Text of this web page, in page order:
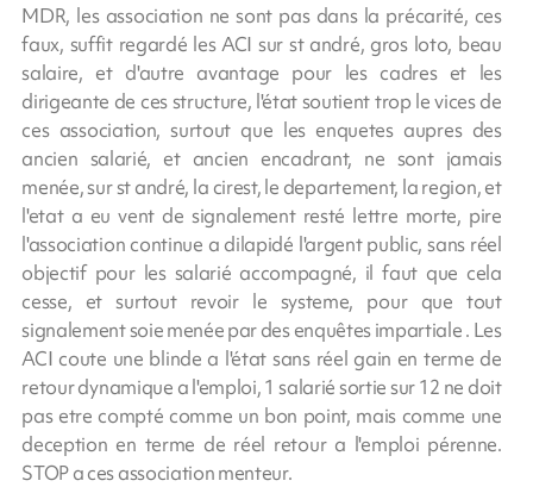
MDR, les association ne sont pas dans la précarité, ces
faux, suffit regardé les ACI sur st andré, gros loto, beau
salaire, et d'autre avantage pour les cadres et les
dirigeante de ces structure, l'état soutient trop le vices de
ces association, surtout que les enquetes aupres des
ancien salarié, et ancien encadrant, ne sont jamais
menée, sur st andré, la cirest, le departement, la region, et
l'etat a eu vent de signalement resté lettre morte, pire
l'association continue a dilapidé l'argent public, sans réel
objectif pour les salarié accompagné, il faut que cela
cesse, et surtout revoir le systeme, pour que tout
signalement soie menée par des enquêtes impartiale . Les
ACI coute une blinde a l'état sans réel gain en terme de
retour dynamique a l'emploi, 1 salarié sortie sur 12 ne doit
pas etre compté comme un bon point, mais comme une
deception en terme de réel retour a l'emploi pérenne.
STOP a ces association menteur.